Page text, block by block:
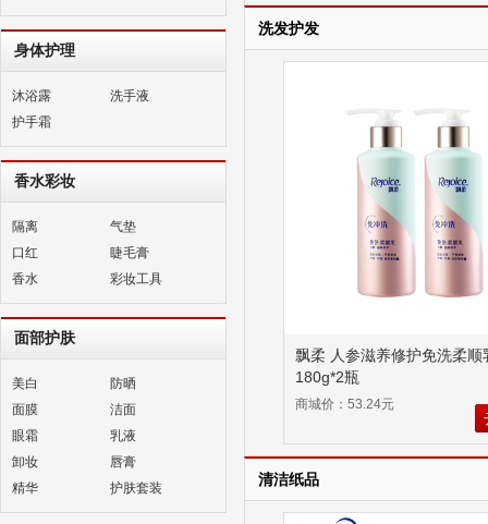
身体护理
沐浴露
洗手液
护手霜
香水彩妆
隔离
气垫
口红
睫毛膏
香水
彩妆工具
面部护肤
美白
防晒
面膜
洁面
眼霜
乳液
卸妆
唇膏
精华
护肤套装
洗发护发
飘柔 人参滋养修护免洗柔顺
180g*2瓶
商城价：53.24元
清洁纸品